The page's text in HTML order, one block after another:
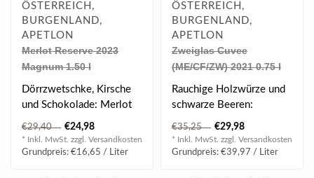
ÖSTERREICH,
BURGENLAND,
APETLON
Merlot Reserve 2023
Magnum 1.50 l
Dörrzwetschke, Kirsche
und Schokolade: Merlot
Reserve 2023 aus der
Ried Neubruc..
€29,40 €24,98
* Inkl. MwSt. zzgl. Versandkosten
Grundpreis: €16,65 / Liter
ÖSTERREICH,
BURGENLAND,
APETLON
Zweiglas Cuvee
(ME/CF/ZW) 2021 0.75 l
Rauchige Holzwürze und
schwarze Beeren:
Zweiglas 2021 aus der
Ried Salzgründe ..
€35,25 €29,98
* Inkl. MwSt. zzgl. Versandkosten
Grundpreis: €39,97 / Liter